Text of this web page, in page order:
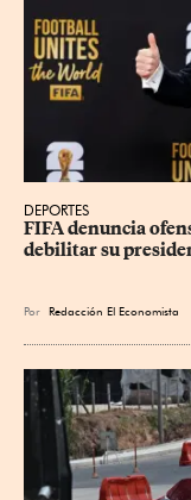
DEPORTES
FIFA denuncia
debilitar su
Por Redacción El Economista